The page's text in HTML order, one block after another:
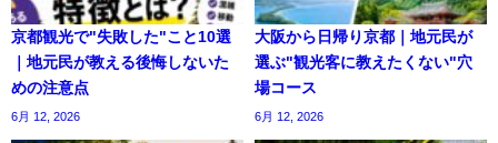
京都観光で"失敗した"こと10選
｜地元民が教える後悔しないた
めの注意点
6月 12, 2026
大阪から日帰り京都｜地元民が
選ぶ"観光客に教えたくない"穴
場コース
6月 12, 2026